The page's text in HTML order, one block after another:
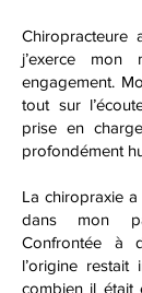
j’exerce mon
engagement.
tout sur
prise en
profondément
La chiropraxie
dans mon
Confrontée à
l’origine restait
combien il était